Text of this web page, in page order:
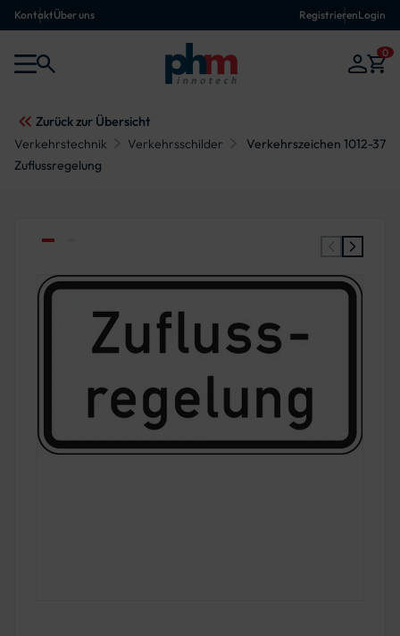
KontaktÜber uns RegistrierenLogin
0
Zurück zur Übersicht
Verkehrstechnik
Verkehrsschilder
Verkehrszeichen 1012-37
Zuflussregelung